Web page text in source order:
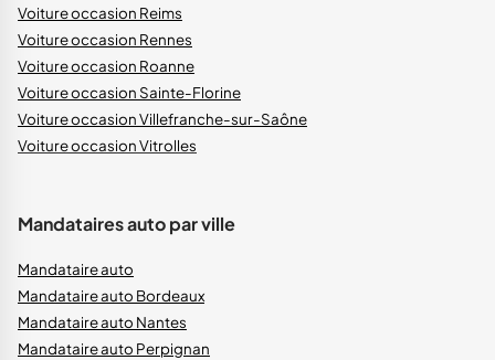
Voiture occasion Reims
Voiture occasion Rennes
Voiture occasion Roanne
Voiture occasion Sainte-Florine
Voiture occasion Villefranche-sur-Saône
Voiture occasion Vitrolles
Mandataires auto par ville
Mandataire auto
Mandataire auto Bordeaux
Mandataire auto Nantes
Mandataire auto Perpignan